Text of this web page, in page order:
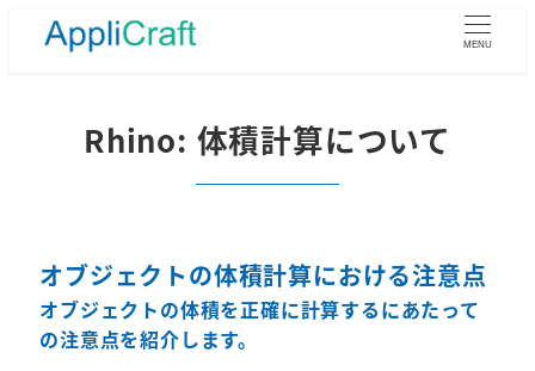
MENU
Rhino: 体積計算について
オブジェクトの体積計算における注意点
オブジェクトの体積を正確に計算するにあたって
の注意点を紹介します。